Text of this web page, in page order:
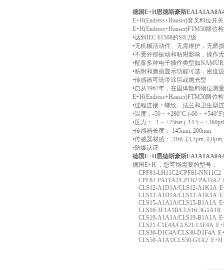
德国E+H恩德斯豪斯
E+H(Endress+Hauser)音叉料位开
E+H(Endress+Hauser)FTM50限位
•达到IEC 61508的SIL2级
•无机械活动件、无需维护，无磨
•不受外部振动和粘附影响，操作
•配备多种电子插件类型如
•粘附和磨损显示功能可选，密度
•传感器可选带涂层或抛光型
•自从1967年，在固体散料物位测
E+H(Endress+Hauser)FTM50限
•过程连接：螺纹、法兰和卫生型
•温度：-50 ~ +280°C (-60 ~ +540°F)
•压力： -1 ~ +25bar (-14.5 ~
•传感器长度： 145mm, 200mm
•传感器材质： 316L (3,2µm,
•防爆认证
德国E+H恩德斯豪斯
德国E+H ，您可能需要的型号：
CPF81-LH11C2/CPF81-NN11C2
CPF82-PA11A2/CPF82-PA31A2
CLS12-A1D1A/CLS12-A1K1A
CLS13-A1D1A/CLS13-A1K1A
CLS15-A1A1A/CLS15-B1A1A
CLS16-3F1A1R/CLS16-3G1A1R
CLS19-A1A1A/CLS19-B1A1A
CLS21-C1E4A/CLS21-L1E4A
CLS30-D1C4A/CLS30-D1F4A
CLS50-A1A1/CLS50-G1A2 E+H